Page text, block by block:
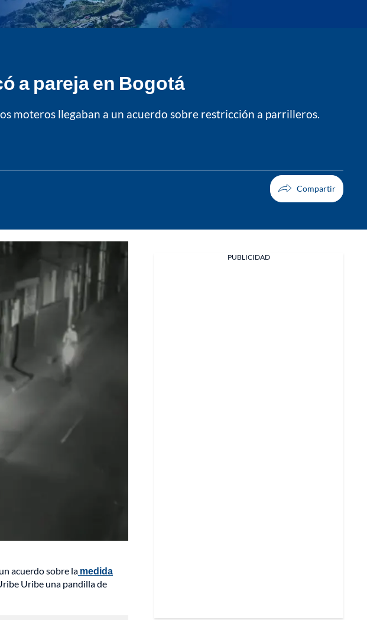
a pareja en Bogotá
moteros llegaban a un acuerdo sobre restricción a parrilleros.
acuerdo sobre la medida
Uribe una pandilla de
PUBLICIDAD